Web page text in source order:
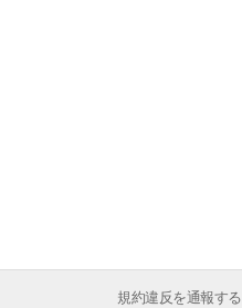
規約違反を通報する